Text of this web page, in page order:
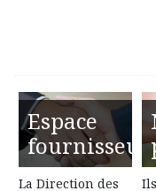
Orientation vers
mentale
orientation
Accès : 24h/24 via
Espace
La Direction des